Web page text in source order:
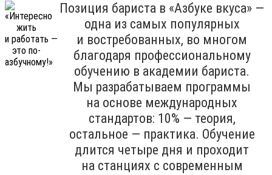
Позиция бариста в «Азбуке вкуса» —
одна из самых популярных
и востребованных, во многом
благодаря профессиональному
обучению в академии бариста.
Мы разрабатываем программы
на основе международных
стандартов: 10% — теория,
остальное — практика. Обучение
длится четыре дня и проходит
на станциях с современным